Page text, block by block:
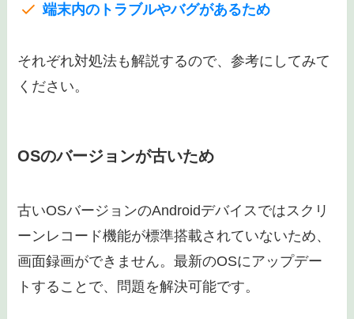
端末内のトラブルやバグがあるため
それぞれ対処法も解説するので、参考にしてみて
ください。
OSのバージョンが古いため
古いOSバージョンのAndroidデバイスではスクリ
ーンレコード機能が標準搭載されていないため、
画面録画ができません。最新のOSにアップデー
トすることで、問題を解決可能です。